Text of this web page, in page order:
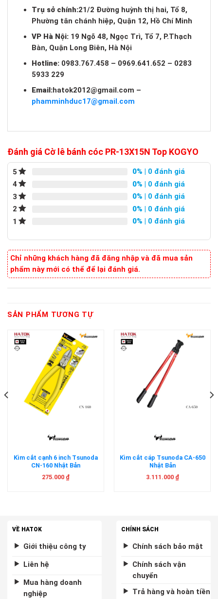
Trụ sở chính:21/2 Đường huỳnh thị hai, Tổ 8,
Phường tân chánh hiệp, Quận 12, Hồ Chí Minh
VP Hà Nội: 19 Ngõ 48, Ngọc Trì, Tổ 7, P.Thạch
Bàn, Quận Long Biên, Hà Nội
Hotline: 0983.767.458 – 0969.641.652 – 0283
5933 229
Email:hatok2012@gmail.com –
phamminhduc17@gmail.com
Đánh giá Cờ lê bánh cóc PR-13X15N Top KOGYO
5 0% | 0 đánh giá
4
0% | 0 đánh giá
3
0% | 0 đánh giá
2
0% | 0 đánh giá
1
0% | 0 đánh giá
Chỉ những khách hàng đã đăng nhập và đã mua sản
phẩm này mới có thể để lại đánh giá.
SẢN PHẨM TƯƠNG TỰ
Kìm cắt cạnh 6 inch Tsunoda
CN-160 Nhật Bản
275.000 ₫
Kìm cắt cáp Tsunoda CA-650
Nhật Bản
3.111.000 ₫
VỀ HATOK
Giới thiệu công ty
Liên hệ
Mua hàng doanh
nghiệp
CHÍNH SÁCH
Chính sách bảo mật
Chính sách vận
chuyển
Trả hàng và hoàn tiền